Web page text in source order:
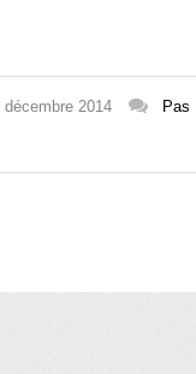
décembre 2014
Pas